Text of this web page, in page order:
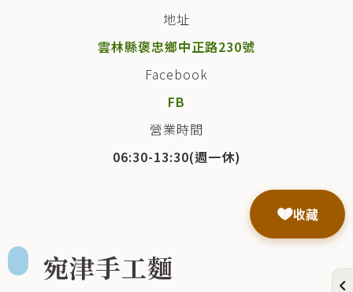
地址
雲林縣褒忠鄉中正路230號
Facebook
FB
營業時間
06:30-13:30(週一休)
宛津手工麵
收藏